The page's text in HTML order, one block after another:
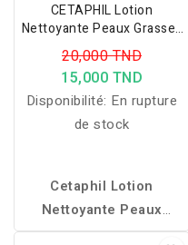
CETAPHIL Lotion
Nettoyante Peaux Grasses
125ml
20,000 TND
15,000 TND
Disponibilité: En rupture
de stock
Cetaphil Lotion
Nettoyante Peaux
Grasses 125 mlnettoie